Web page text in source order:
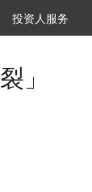
VClub投资机构库
投资机构职位推介
投资人服务
」